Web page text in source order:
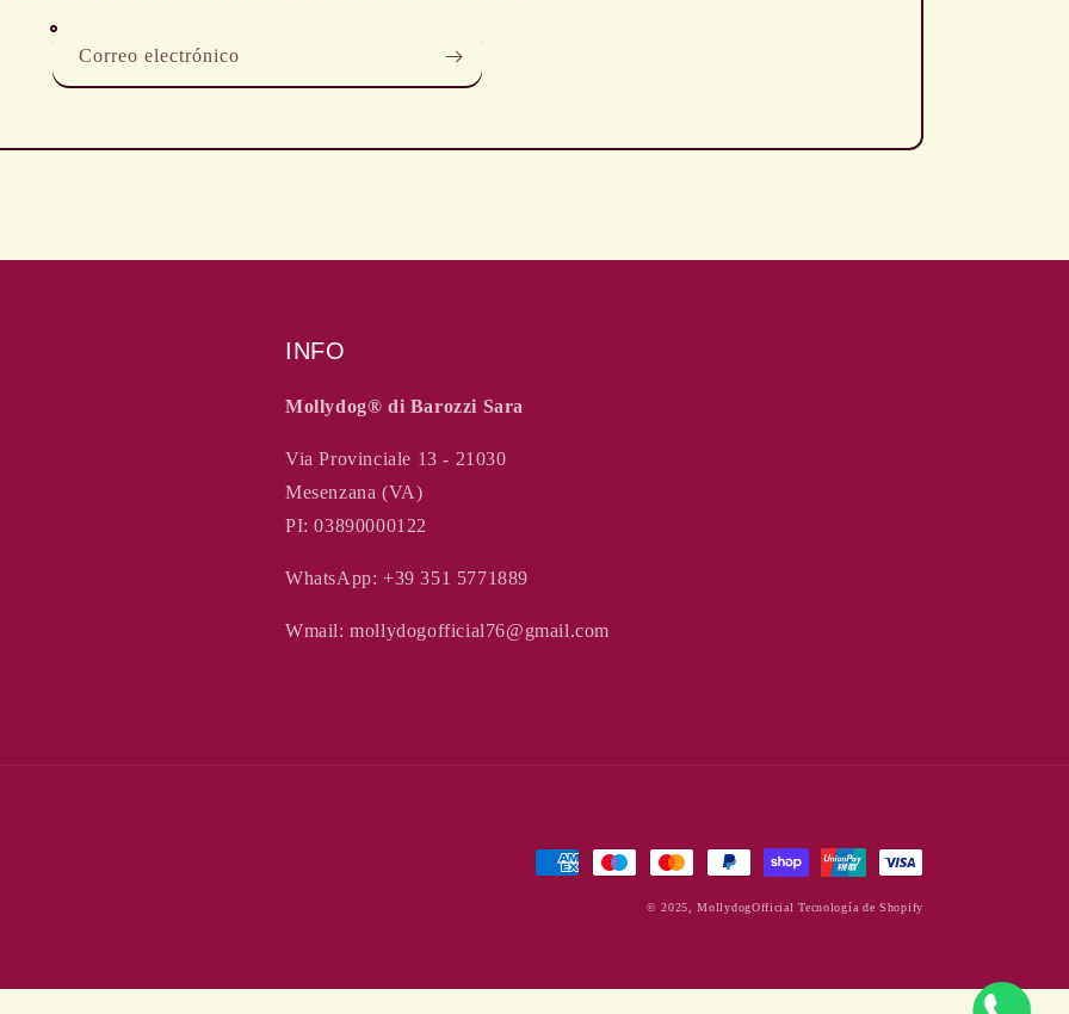
Correo electrónico
INFO
Mollydog®️ di Barozzi Sara
Via Provinciale 13 - 21030
Mesenzana (VA)
PI: 03890000122
WhatsApp: +39 351 5771889
Wmail:mollydogofficial76@gmail.com
Formas
© 2025,MollydogOfficial Tecnología de Shopify